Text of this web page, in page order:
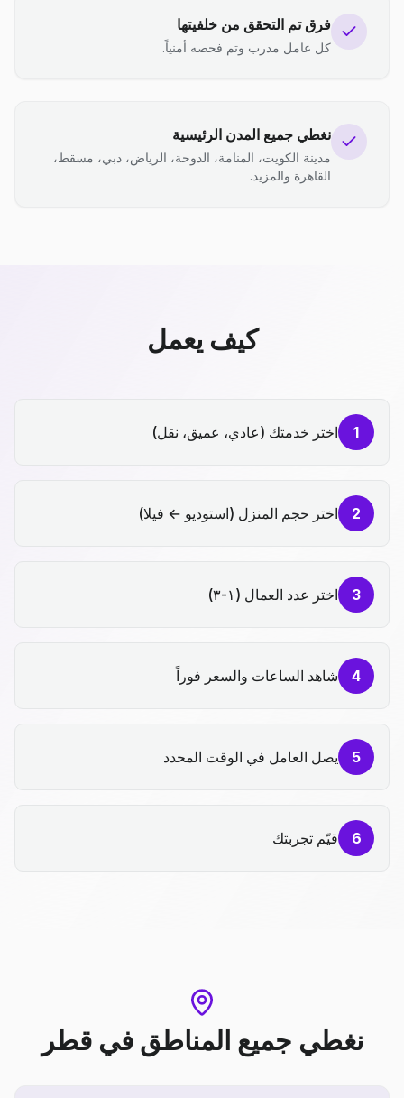
فرق تم التحقق من خلفيتها
كل عامل مدرب وتم فحصه أمنياً.
نغطي جميع المدن الرئيسية
مدينة الكويت، المنامة، الدوحة، الرياض، دبي، مسقط،
القاهرة والمزيد.
كيف يعمل
1 اختر خدمتك (عادي، عميق، نقل)
2 اختر حجم المنزل (استوديو ← فيلا)
3 اختر عدد العمال (١-٣)
4 شاهد الساعات والسعر فوراً
5 يصل العامل في الوقت المحدد
6 قيّم تجربتك
نغطي جميع المناطق في قطر